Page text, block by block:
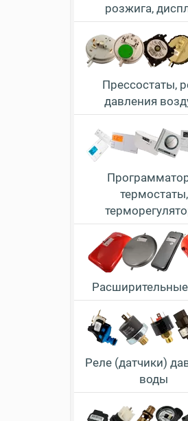
розжига,
Прессостаты,
давления
термостаты,
Реле (датчики)
воды